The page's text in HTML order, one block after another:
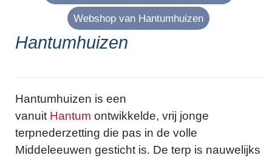
Webshop van Hantumhuizen
Hantumhuizen
Hantumhuizen is een
vanuit Hantum ontwikkelde, vrij jonge
terpnederzetting die pas in de volle
Middeleeuwen gesticht is. De terp is nauwelijks